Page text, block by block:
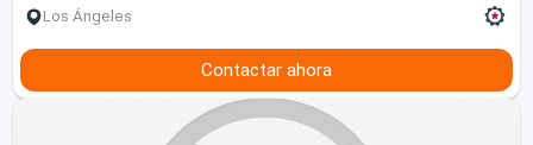
Los Ángeles
Contactar ahora